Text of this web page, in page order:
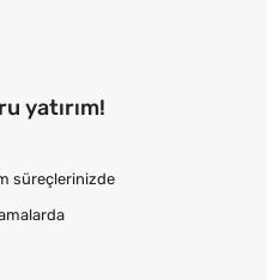
yatırım!
süreçlerinizde